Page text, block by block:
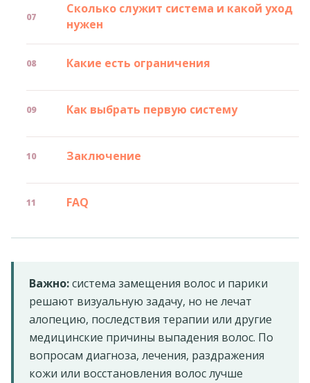
Сколько служит система и какой уход
нужен
Какие есть ограничения
Как выбрать первую систему
Заключение
FAQ
Важно:система замещения волос и парики
решают визуальную задачу, но не лечат
алопецию, последствия терапии или другие
медицинские причины выпадения волос. По
вопросам диагноза, лечения, раздражения
кожи или восстановления волос лучше